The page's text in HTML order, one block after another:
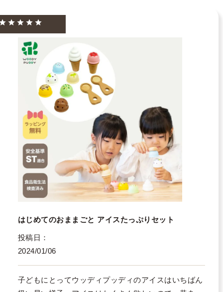
はじめてのおままごと アイスたっぷりセット
投稿日
2024/01/06
子どもにとってウッディプッディのアイスはいちばん